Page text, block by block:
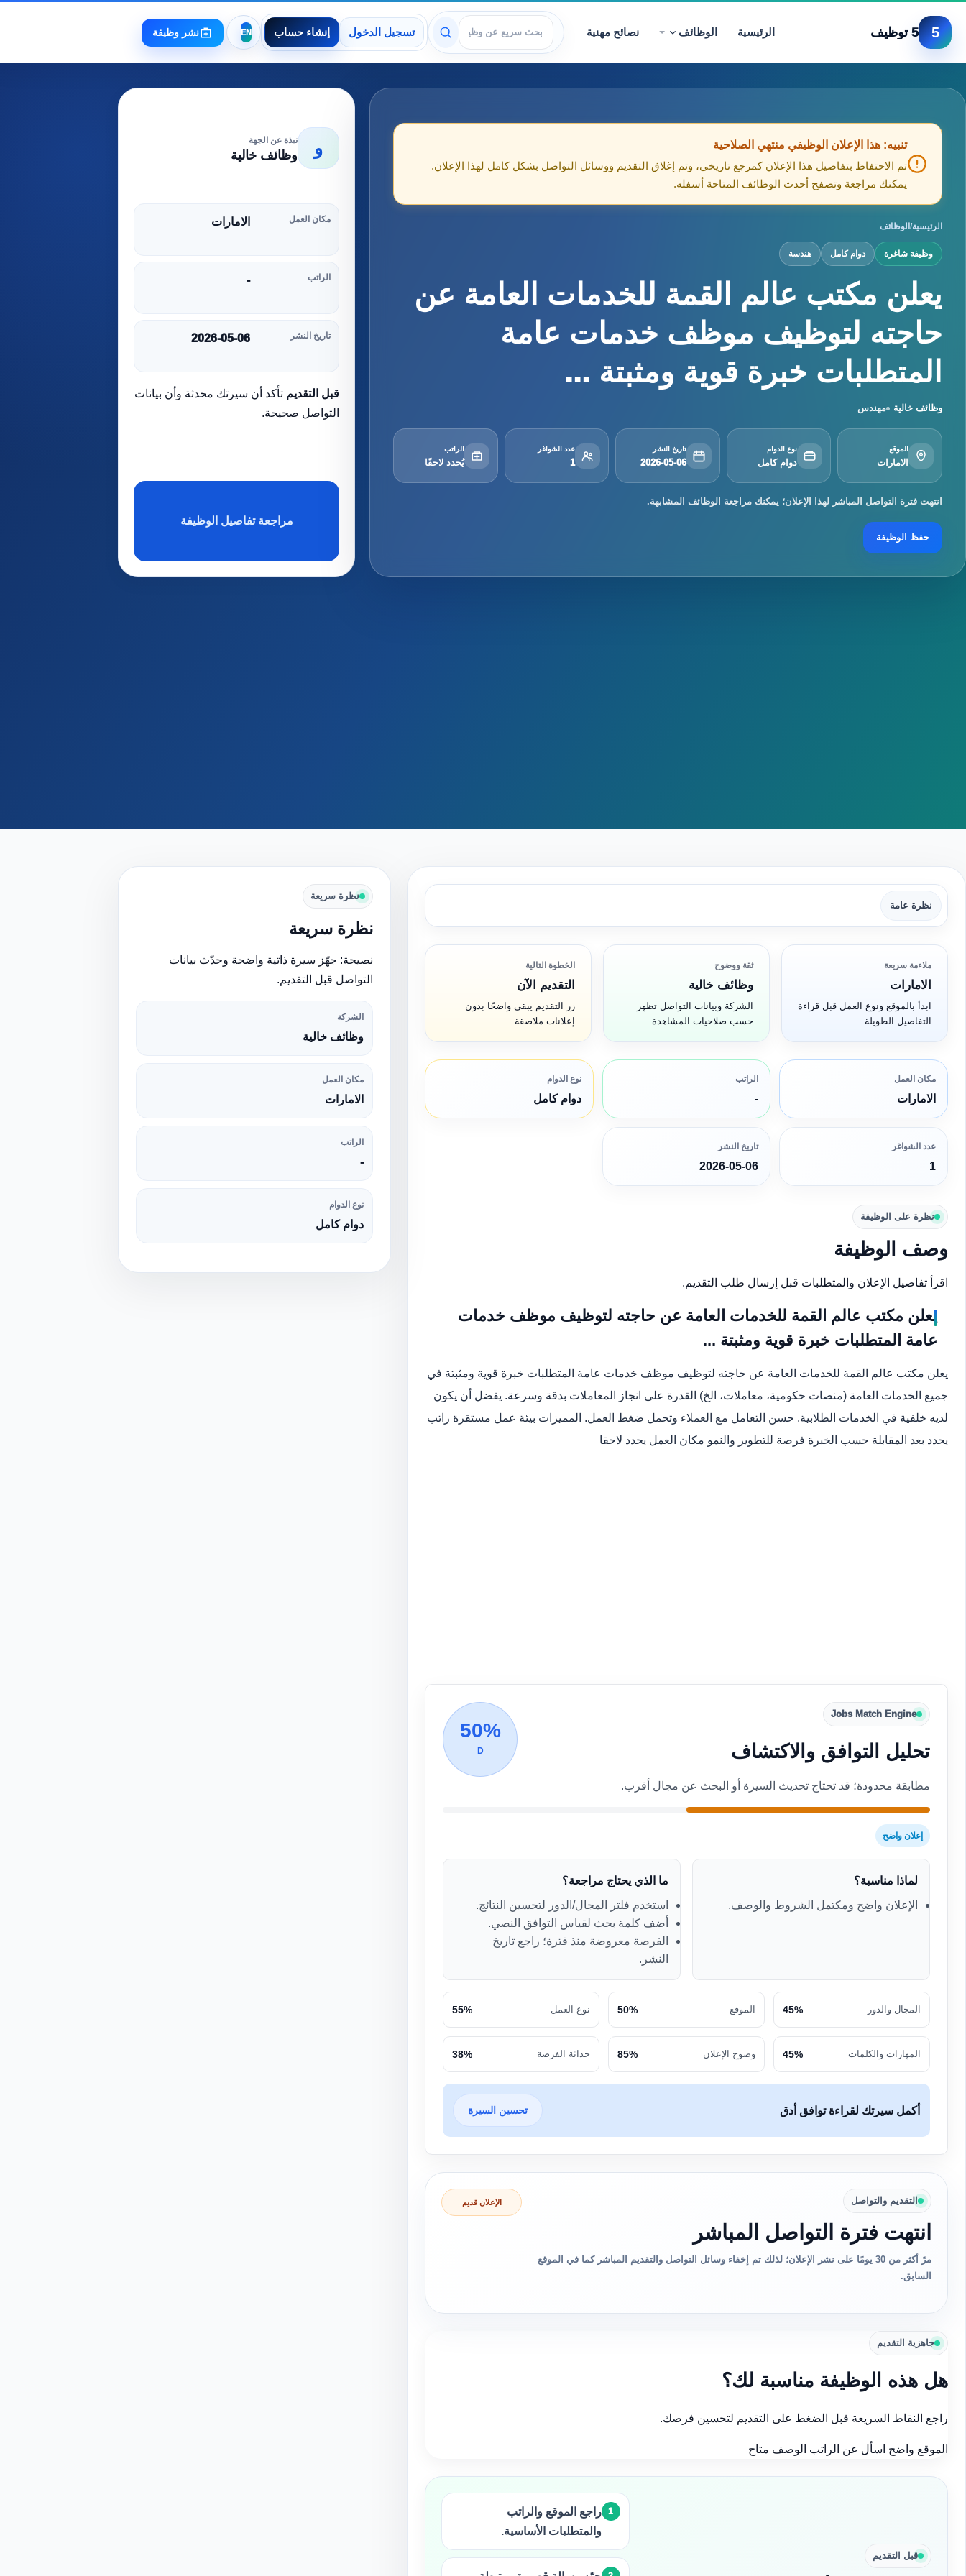
5 5 توظيف الرئيسية الوظائف نصائح مهنية
عرض الوظائف
تسجيل الدخول إنشاء حساب نشر وظيفة
تنبيه: هذا الإعلان الوظيفي منتهي الصلاحية
تم الاحتفاظ بتفاصيل هذا الإعلان كمرجع تاريخي، وتم إغلاق التقديم ووسائل التواصل بشكل كامل لهذا الإعلان.
يمكنك مراجعة وتصفح أحدث الوظائف المتاحة أسفله.
الرئيسية/ الوظائف
وظيفة شاغرة دوام كامل هندسة
يعلن مكتب عالم القمة للخدمات العامة عن
حاجته لتوظيف موظف خدمات عامة
المتطلبات خبرة قوية ومثبتة ...
وظائف خالية مهندس
الموقع
الامارات
نوع الدوام
دوام كامل
تاريخ النشر
2026-05-06
عدد الشواغر
1
الراتب
يُحدد لاحقًا
انتهت فترة التواصل المباشر لهذا الإعلان؛ يمكنك مراجعة الوظائف المشابهة.
حفظ الوظيفة
و نبذة عن الجهة
وظائف خالية
مكان العمل الامارات
الراتب -
تاريخ النشر 2026-05-06
قبل التقديم تأكد أن سيرتك محدثة وأن بيانات
التواصل صحيحة.
مراجعة تفاصيل الوظيفة
نظرة عامة
ملاءمة سريعة
الامارات
ابدأ بالموقع ونوع العمل قبل قراءة
التفاصيل الطويلة.
ثقة ووضوح
وظائف خالية
الشركة وبيانات التواصل تظهر
حسب صلاحيات المشاهدة.
الخطوة التالية
التقديم الآن
زر التقديم يبقى واضحًا بدون
إعلانات ملاصقة.
مكان العمل
الامارات
الراتب
-
نوع الدوام
دوام كامل
عدد الشواغر
1
تاريخ النشر
2026-05-06
نظرة على الوظيفة
وصف الوظيفة
اقرأ تفاصيل الإعلان والمتطلبات قبل إرسال طلب التقديم.
يعلن مكتب عالم القمة للخدمات العامة عن حاجته لتوظيف موظف خدمات
عامة المتطلبات خبرة قوية ومثبتة ...
يعلن مكتب عالم القمة للخدمات العامة عن حاجته لتوظيف موظف خدمات عامة المتطلبات خبرة قوية ومثبتة في
جميع الخدمات العامة (منصات حكومية، معاملات، الخ) القدرة على انجاز المعاملات بدقة وسرعة. يفضل أن يكون
لديه خلفية في الخدمات الطلابية. حسن التعامل مع العملاء وتحمل ضغط العمل. المميزات بيئة عمل مستقرة راتب
يحدد بعد المقابلة حسب الخبرة فرصة للتطوير والنمو مكان العمل يحدد لاحقا
Jobs Match Engine
تحليل التوافق والاكتشاف
مطابقة محدودة؛ قد تحتاج تحديث السيرة أو البحث عن مجال أقرب.
50%
D
إعلان واضح
لماذا مناسبة؟
الإعلان واضح ومكتمل الشروط والوصف.
ما الذي يحتاج مراجعة؟
استخدم فلتر المجال/الدور لتحسين النتائج.
أضف كلمة بحث لقياس التوافق النصي.
الفرصة معروضة منذ فترة؛ راجع تاريخ
النشر.
المجال والدور 45% الموقع 50% نوع العمل 55%
المهارات والكلمات 45% وضوح الإعلان 85% حداثة الفرصة 38%
أكمل سيرتك لقراءة توافق أدق تحسين السيرة
التقديم والتواصل
انتهت فترة التواصل المباشر
مرّ أكثر من 30 يومًا على نشر الإعلان؛ لذلك تم إخفاء وسائل التواصل والتقديم المباشر كما في الموقع
السابق.
الإعلان قديم
جاهزية التقديم
هل هذه الوظيفة مناسبة لك؟
راجع النقاط السريعة قبل الضغط على التقديم لتحسين فرصك.
الموقع واضح اسأل عن الراتب الوصف متاح
قبل التقديم
راجع الموقع والراتب
والمتطلبات الأساسية.
نظرة سريعة
نظرة سريعة
نصيحة: جهّز سيرة ذاتية واضحة وحدّث بيانات
التواصل قبل التقديم.
الشركة
وظائف خالية
مكان العمل
الامارات
الراتب
-
نوع الدوام
دوام كامل